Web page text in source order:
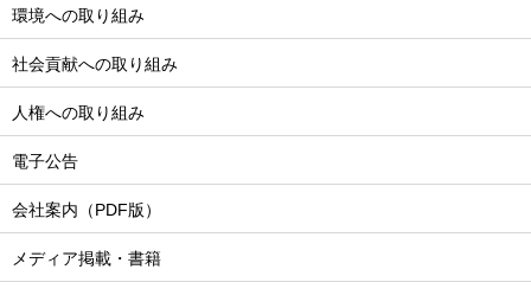
環境への取り組み
社会貢献への取り組み
人権への取り組み
電子公告
会社案内（PDF版）
メディア掲載・書籍